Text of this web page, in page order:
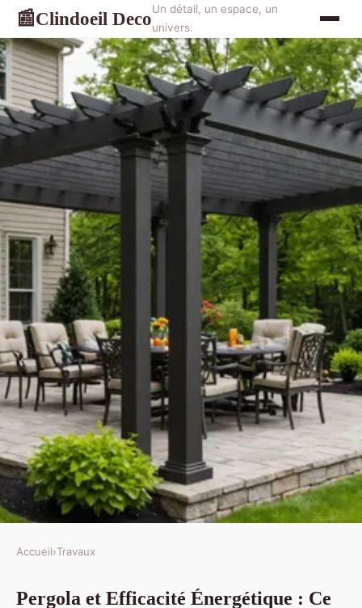
📰Clindoeil DecoUn détail, un espace, un
univers.
Pergola et efficacité énergétique
Accueil›Travaux
Pergola et Efficacité Énergétique : Ce